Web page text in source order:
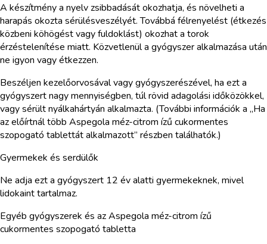
A készítmény a nyelv zsibbadását okozhatja, és növelheti a
harapás okozta sérülésveszélyét. Továbbá félrenyelést (étkezés
közbeni köhögést vagy fuldoklást) okozhat a torok
érzéstelenítése miatt. Közvetlenül a gyógyszer alkalmazása után
ne igyon vagy étkezzen.
Beszéljen kezelőorvosával vagy gyógyszerészével, ha ezt a
gyógyszert nagy mennyiségben, túl rövid adagolási időközökkel,
vagy sérült nyálkahártyán alkalmazta. (További információk a „Ha
az előírtnál több Aspegola méz-citrom ízű cukormentes
szopogató tablettát alkalmazott” részben találhatók.)
Gyermekek és serdülők
Ne adja ezt a gyógyszert 12 év alatti gyermekeknek, mivel
lidokaint tartalmaz.
Egyéb gyógyszerek és az Aspegola méz-citrom ízű
cukormentes szopogató tabletta